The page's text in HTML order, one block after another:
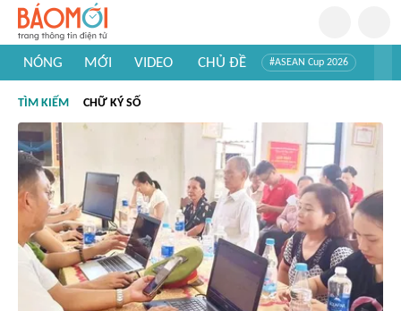
NÓNG MỚI VIDEO CHỦ ĐỀ #ASEAN Cup 2026
#Khám phá thế giới
TÌM KIẾM CHỮ KÝ SỐ